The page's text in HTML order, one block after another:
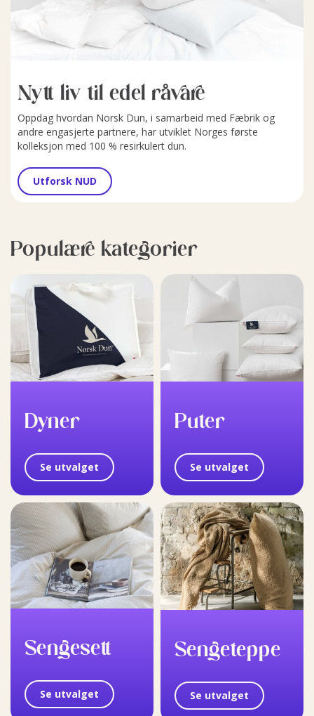
Nytt liv til edel råvare
Oppdag hvordan Norsk Dun, i samarbeid med Fæbrik og
andre engasjerte partnere, har utviklet Norges første
kolleksjon med 100 % resirkulert dun.
Utforsk NUD
Populære kategorier
Dyner
Se utvalget
Puter
Se utvalget
Sengesett
Se utvalget
Sengeteppe
Se utvalget